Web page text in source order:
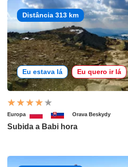
Distância 313 km
Eu estava lá Eu quero ir lá
Europa Orava Beskydy
Subida a Babi hora